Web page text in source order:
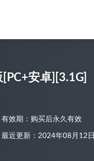
安卓][3.1G]
有效期：购买后永久有效
最近更新：2024年08月12日